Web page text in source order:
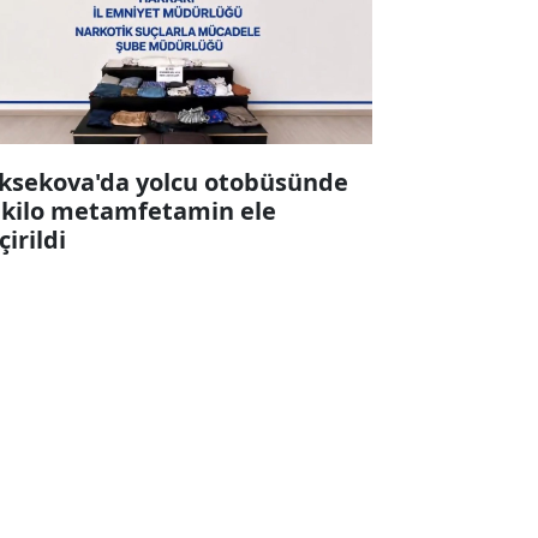
yolcu otobüsünde
kilo metamfetamin ele